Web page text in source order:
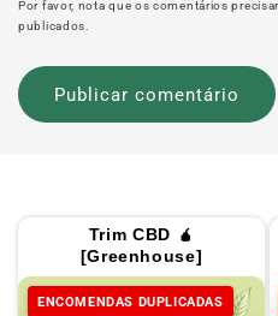
Por favor, nota que os comentários
publicados.
Trim CBD 🧉
[Greenhouse]
ENCOMENDAS DUPLICADAS